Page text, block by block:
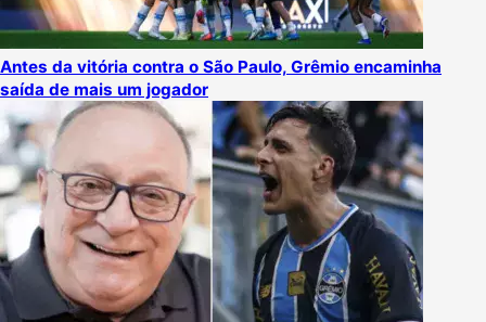
Antes da vitória contra o São Paulo, Grêmio encaminha
saída de mais um jogador